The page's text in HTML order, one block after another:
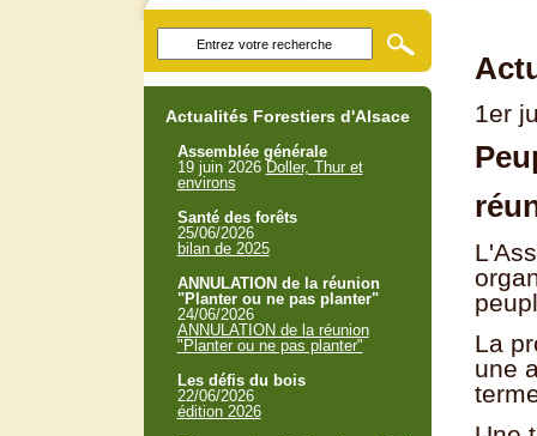
1er
La
une
Actualités Forestiers d'Alsace
Assemblée générale
19 juin 2026 Doller, Thur et
environs
Santé des forêts
25/06/2026
bilan de 2025
ANNULATION de la réunion
"Planter ou ne pas planter"
24/06/2026
ANNULATION de la réunion
"Planter ou ne pas planter"
Les défis du bois
22/06/2026
édition 2026